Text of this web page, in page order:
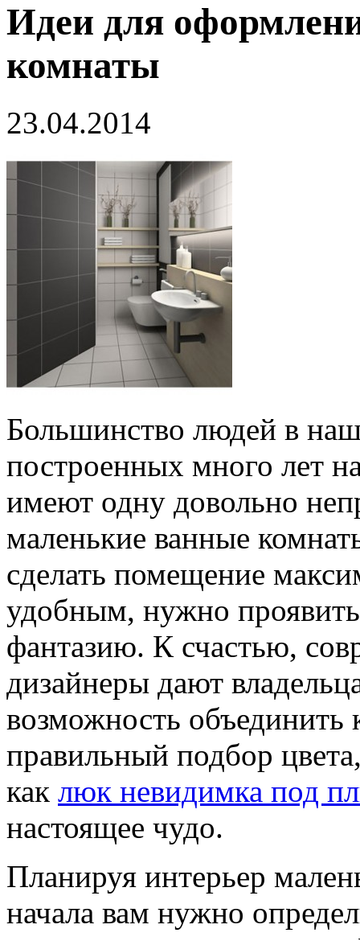
Идеи для
комнаты
23.04.2014
Большинство людей в
построенных много лет
имеют одну довольно
маленькие ванные
сделать помещение
удобным, нужно проявить
фантазию. К счастью,
дизайнеры дают
возможность объединить
правильный подбор
как люк невидимка под
настоящее чудо.
Планируя интерьер
начала вам нужно